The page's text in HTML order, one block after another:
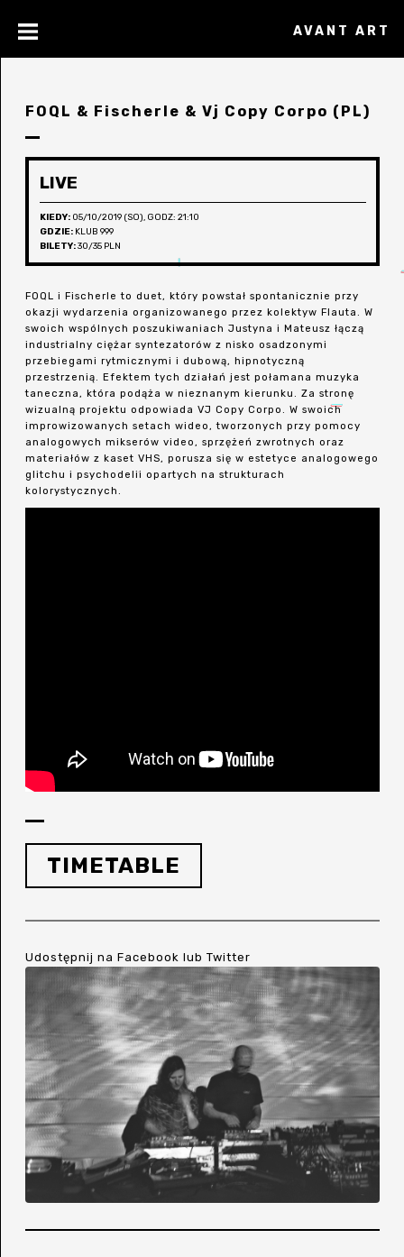
AVANT ART
FOQL & Fischerle & Vj Copy Corpo (PL)
LIVE
KIEDY: 05/10/2019 (SO), GODZ: 21:10
GDZIE: KLUB 999
BILETY:30/35 PLN
FOQL i Fischerle to duet, który powstał spontanicznie przy
okazji wydarzenia organizowanego przez kolektyw Flauta. W
swoich wspólnych poszukiwaniach Justyna i Mateusz łączą
industrialny ciężar syntezatorów z nisko osadzonymi
przebiegami rytmicznymi i dubową, hipnotyczną
przestrzenią. Efektem tych działań jest połamana muzyka
taneczna, która podąża w nieznanym kierunku. Za stronę
wizualną projektu odpowiada VJ Copy Corpo. W swoich
improwizowanych setach wideo, tworzonych przy pomocy
analogowych mikserów video, sprzężeń zwrotnych oraz
materiałów z kaset VHS, porusza się w estetyce analogowego
glitchu i psychodelii opartych na strukturach
kolorystycznych.
TIMETABLE
Udostępnij na Facebook lub Twitter